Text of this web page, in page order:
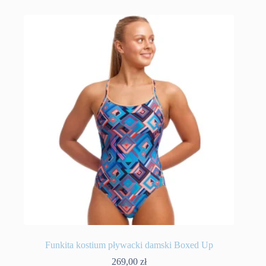
wariantów.
Opcje
można
wybrać
na
stronie
produktu
Funkita kostium pływacki damski Boxed Up
269,00 zł